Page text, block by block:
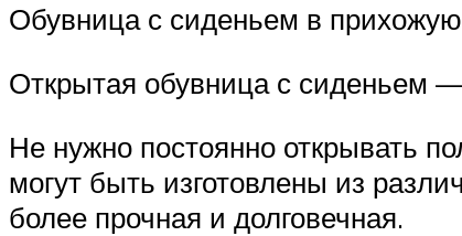
Обувница с сиденьем в
Открытая обувница с сиденьем
Не нужно постоянно открывать
могут быть изготовлены из
более прочная и долговечная.